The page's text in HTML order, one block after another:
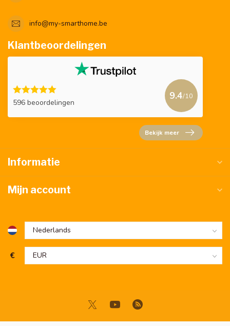
info@my-smarthome.be
Klantbeoordelingen
596 beoordelingen
9.4/10
Bekijk meer
Informatie
Mijn account
€